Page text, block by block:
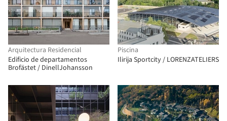
Arquitectura Residencial
Edificio de departamentos
Brofästet / DinellJohansson
Piscina
Ilirija Sportcity / LORENZATELIERS